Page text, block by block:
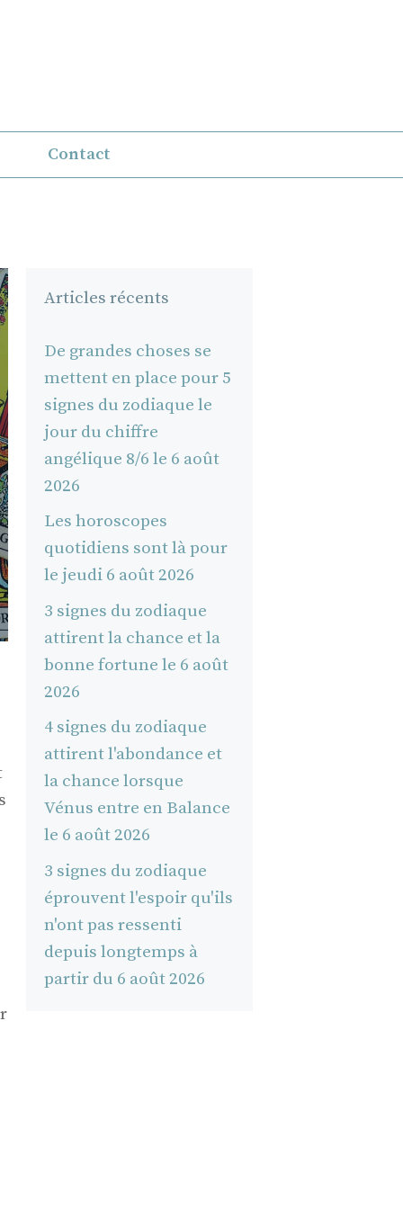
Contact
Articles récents
De grandes choses se
mettent en place pour 5
signes du zodiaque le
jour du chiffre
angélique 8/6 le 6 août
2026
Les horoscopes
quotidiens sont là pour
le jeudi 6 août 2026
3 signes du zodiaque
attirent la chance et la
bonne fortune le 6 août
2026
4 signes du zodiaque
attirent l'abondance et
la chance lorsque
Vénus entre en Balance
le 6 août 2026
3 signes du zodiaque
éprouvent l'espoir qu'ils
n'ont pas ressenti
depuis longtemps à
partir du 6 août 2026